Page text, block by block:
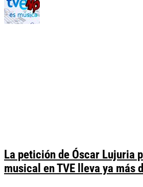
La petición de Óscar Lujuria
musical en TVE lleva ya más